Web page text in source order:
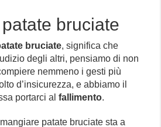
bruciate
bruciate, significa che
degli altri, pensiamo di non
nemmeno i gesti più
d’insicurezza, e abbiamo il
portarci al fallimento.
patate bruciate sta a